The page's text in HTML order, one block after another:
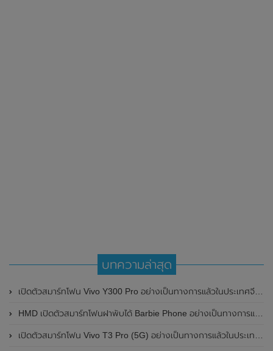
บทความล่าสุด
เปิดตัวสมาร์ทโฟน Vivo Y300 Pro อย่างเป็นทางการแล้วในประเทศจีน มาพร้อมดีไซน์พรีเมี่ยม ทนทาน และแบตเตอรี่สุดอึดขนาดใหญ่ 6,500mAh พร้อมรองรับการชาร์จไว 80W
HMD เปิดตัวสมาร์ทโฟนฝาพับได้ Barbie Phone อย่างเป็นทางการแล้ว มาพร้อมธีมสีชมพูสดใส
เปิดตัวสมาร์ทโฟน Vivo T3 Pro (5G) อย่างเป็นทางการแล้วในประเทศอินเดีย